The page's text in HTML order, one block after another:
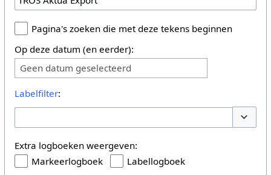
Pagina's zoeken die met deze tekens beginnen
Op deze datum (en eerder):
Geen datum geselecteerd
Labelfilter:
Extra logboeken weergeven:
Markeerlogboek
Labellogboek